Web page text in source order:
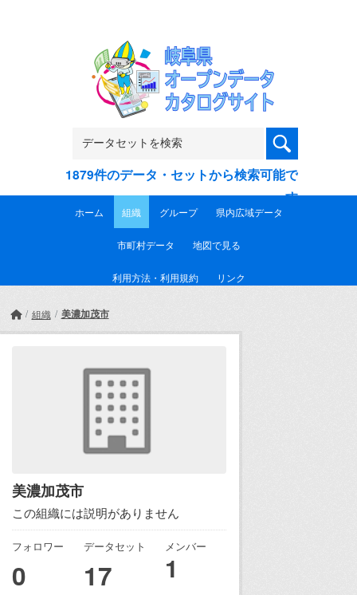
1879件のデータ・セットから検索可能で
す
ホーム 組織 グループ 県内広域データ
市町村データ 地図で見る
利用方法・利用規約 リンク
組織 美濃加茂市
美濃加茂市
この組織には説明がありません
フォロワー
0
データセット
17
メンバー
1